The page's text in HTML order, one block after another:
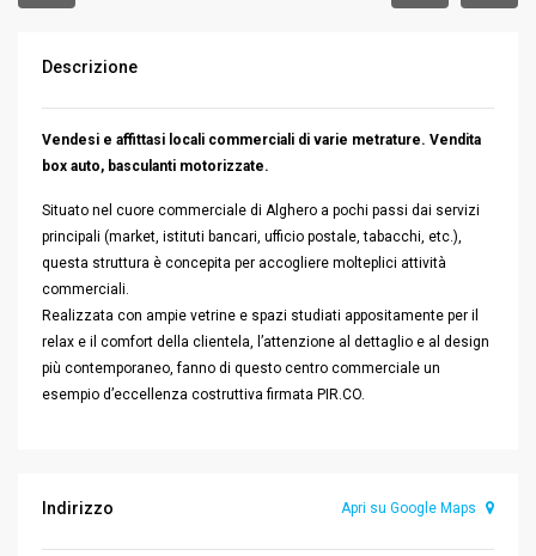
Descrizione
Vendesi e affittasi locali commerciali di varie metrature. Vendita
box auto, basculanti motorizzate.
Situato nel cuore commerciale di Alghero a pochi passi dai servizi
principali (market, istituti bancari, ufficio postale, tabacchi, etc.),
questa struttura è concepita per accogliere molteplici attività
commerciali.
Realizzata con ampie vetrine e spazi studiati appositamente per il
relax e il comfort della clientela, l’attenzione al dettaglio e al design
più contemporaneo, fanno di questo centro commerciale un
esempio d’eccellenza costruttiva firmata PIR.CO.
Indirizzo Apri su Google Maps